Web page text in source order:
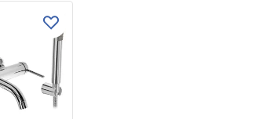
PVD
1/2 pollici
150
JS-B80103BRG